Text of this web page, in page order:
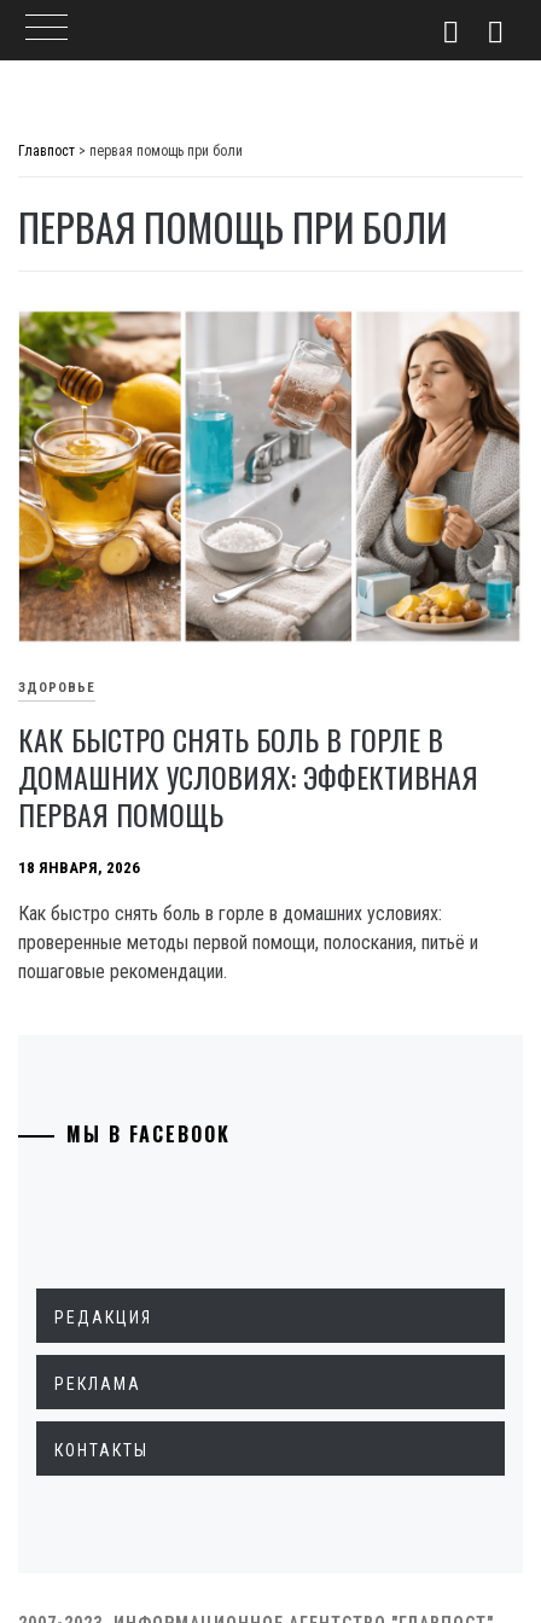
Главпост > первая помощь при боли
ПЕРВАЯ ПОМОЩЬ ПРИ БОЛИ
ЗДОРОВЬЕ
КАК БЫСТРО СНЯТЬ БОЛЬ В ГОРЛЕ В
ДОМАШНИХ УСЛОВИЯХ: ЭФФЕКТИВНАЯ
ПЕРВАЯ ПОМОЩЬ
18 ЯНВАРЯ, 2026
Как быстро снять боль в горле в домашних условиях:
проверенные методы первой помощи, полоскания, питьё и
пошаговые рекомендации.
МЫ В FACEBOOK
РЕДАКЦИЯ
РЕКЛАМА
КОНТАКТЫ